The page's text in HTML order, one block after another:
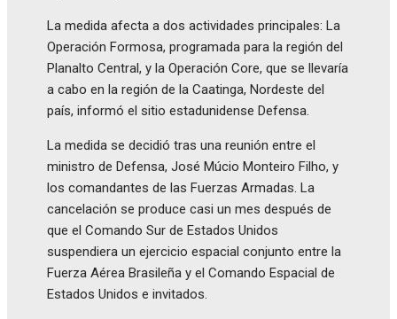
La medida afecta a dos actividades principales: La
Operación Formosa, programada para la región del
Planalto Central, y la Operación Core, que se llevaría
a cabo en la región de la Caatinga, Nordeste del
país, informó el sitio estadunidense Defensa.
La medida se decidió tras una reunión entre el
ministro de Defensa, José Múcio Monteiro Filho, y
los comandantes de las Fuerzas Armadas. La
cancelación se produce casi un mes después de
que el Comando Sur de Estados Unidos
suspendiera un ejercicio espacial conjunto entre la
Fuerza Aérea Brasileña y el Comando Espacial de
Estados Unidos e invitados.